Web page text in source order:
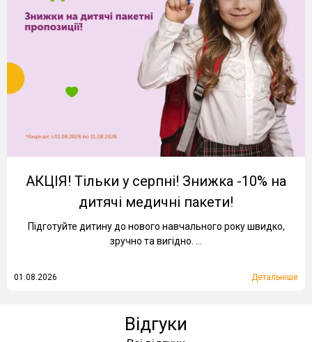
АКЦІЯ! Тільки у серпні! Знижка -10% на
дитячі медичні пакети!
Підготуйте дитину до нового навчального року швидко,
зручно та вигідно. ...
01.08.2026 Детальніше
Відгуки